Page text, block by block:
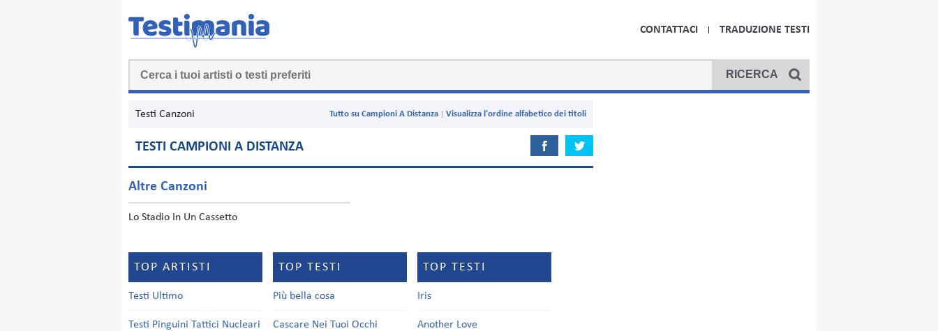
CONTATTACI TRADUZIONE TESTI
Testi Canzoni Visualizza l'ordine alfabetico dei titoli
Tutto su Campioni A Distanza
TESTI CAMPIONI A DISTANZA
Altre Canzoni
Lo Stadio In Un Cassetto
TOP ARTISTI
Testi Ultimo
Testi Pinguini Tattici Nucleari
TOP TESTI
Più bella cosa
Cascare Nei Tuoi Occhi
TOP TESTI
Iris
Another Love